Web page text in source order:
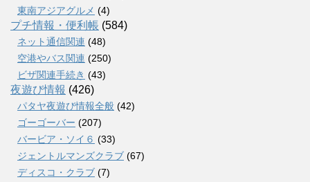
東南アジアグルメ (4)
プチ情報・便利帳 (584)
ネット通信関連 (48)
空港やバス関連 (250)
ビザ関連手続き (43)
夜遊び情報 (426)
パタヤ夜遊び情報全般 (42)
ゴーゴーバー (207)
バービア・ソイ６ (33)
ジェントルマンズクラブ (67)
ディスコ・クラブ (7)